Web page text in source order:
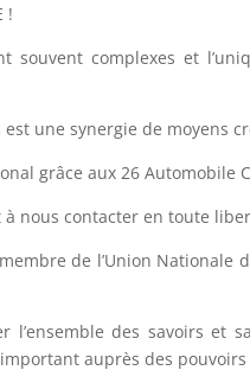
!
souvent complexes et
est une synergie de
grâce aux 26 Automobile
nous contacter en toute
de l’Union
l’ensemble des savoirs
auprès des